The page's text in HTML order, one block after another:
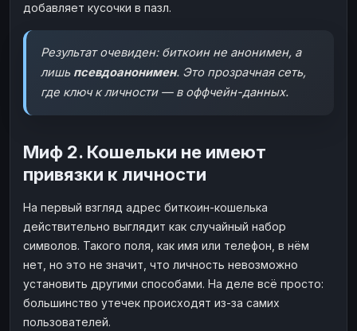
добавляет кусочки в пазл.
Результат очевиден: биткоин не анонимен, а
лишь псевдоанонимен. Это прозрачная сеть,
где ключ к личности — в оффчейн-данных.
Миф 2. Кошельки не имеют
привязки к личности
На первый взгляд адрес биткоин-кошелька
действительно выглядит как случайный набор
символов. Такого поля, как имя или телефон, в нём
нет, но это не значит, что личность невозможно
установить другими способами. На деле всё просто:
большинство утечек происходят из-за самих
пользователей.